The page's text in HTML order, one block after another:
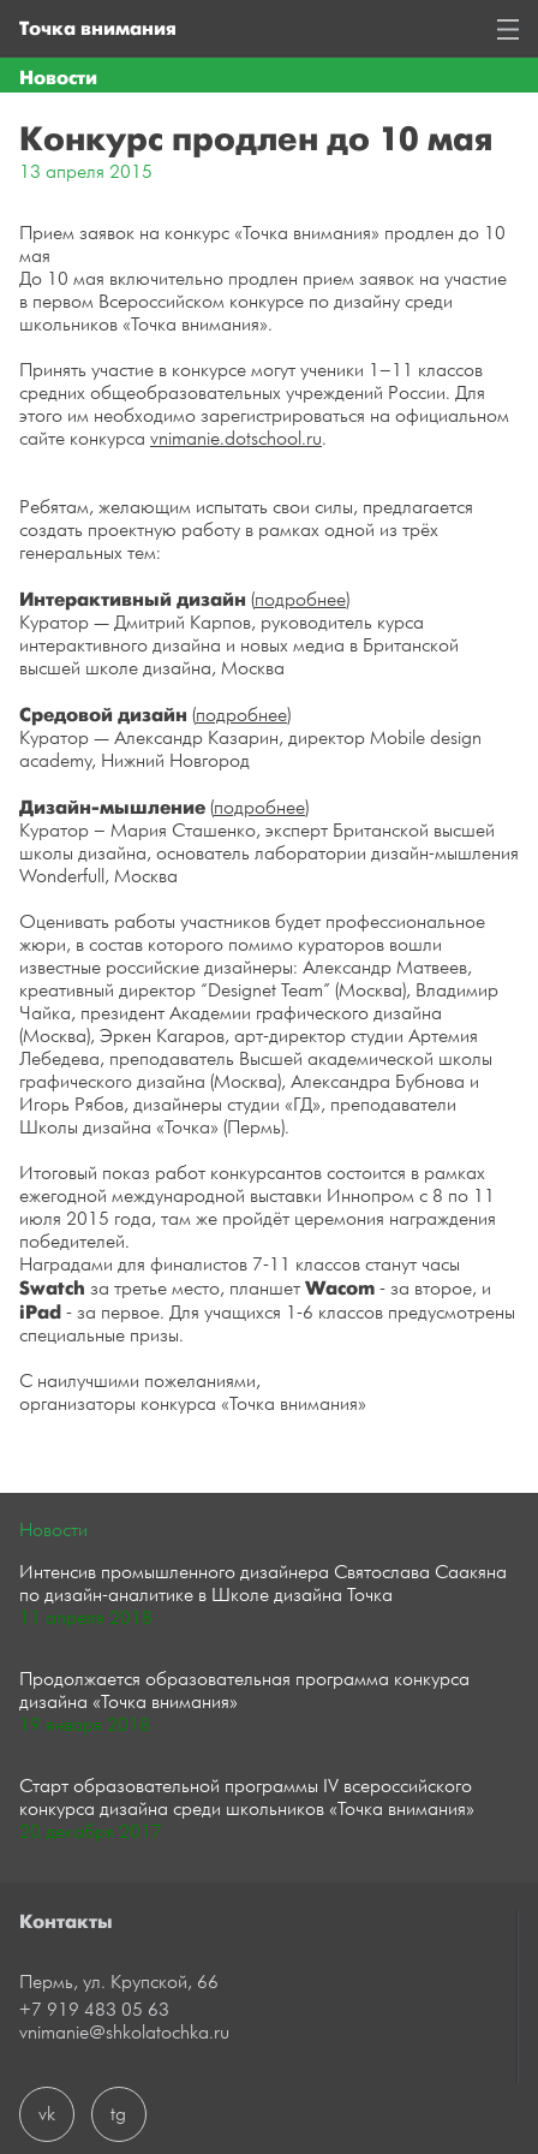
Точка внимания
Новости
Конкурс продлен до 10 мая
13 апреля 2015
Прием заявок на конкурс «Точка внимания» продлен до 10
мая
До 10 мая включительно продлен прием заявок на участие
в первом Всероссийском конкурсе по дизайну среди
школьников «Точка внимания».
Принять участие в конкурсе могут ученики 1–11 классов
средних общеобразовательных учреждений России. Для
этого им необходимо зарегистрироваться на официальном
сайте конкурса vnimanie.dotschool.ru.
Ребятам, желающим испытать свои силы, предлагается
создать проектную работу в рамках одной из трёх
генеральных тем:
Интерактивный дизайн (подробнее)
Куратор — Дмитрий Карпов, руководитель курса
интерактивного дизайна и новых медиа в Британской
высшей школе дизайна, Москва
Средовой дизайн (подробнее)
Куратор — Александр Казарин, директор Mobile design
academy, Нижний Новгород
Дизайн-мышление (подробнее)
Куратор – Мария Сташенко, эксперт Британской высшей
школы дизайна, основатель лаборатории дизайн-мышления
Wonderfull, Москва
Оценивать работы участников будет профессиональное
жюри, в состав которого помимо кураторов вошли
известные российские дизайнеры: Александр Матвеев,
креативный директор “Designet Team” (Москва), Владимир
Чайка, президент Академии графического дизайна
(Москва), Эркен Кагаров, арт-директор студии Артемия
Лебедева, преподаватель Высшей академической школы
графического дизайна (Москва), Александра Бубнова и
Игорь Рябов, дизайнеры студии «ГД», преподаватели
Школы дизайна «Точка» (Пермь).
Итоговый показ работ конкурсантов состоится в рамках
ежегодной международной выставки Иннопром с 8 по 11
июля 2015 года, там же пройдёт церемония награждения
победителей.
Наградами для финалистов 7-11 классов станут часы
Swatch за третье место, планшет Wacom - за второе, и
iPad - за первое. Для учащихся 1-6 классов предусмотрены
специальные призы.
С наилучшими пожеланиями,
организаторы конкурса «Точка внимания»
Новости
Интенсив промышленного дизайнера Святослава Саакяна
по дизайн-аналитике в Школе дизайна Точка
11 апреля 2018
Продолжается образовательная программа конкурса
дизайна «Точка внимания»
19 января 2018
Старт образовательной программы IV всероссийского
конкурса дизайна среди школьников «Точка внимания»
20 декабря 2017
Контакты
Пермь, ул. Крупской, 66
+7 919 483 05 63
vnimanie@shkolatochka.ru
vk tg